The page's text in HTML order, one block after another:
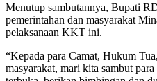
Menutup sambutannya, Bupati
pemerintahan dan masyarakat
pelaksanaan KKT ini.
“Kepada para Camat, Hukum
masyarakat, mari kita sambut